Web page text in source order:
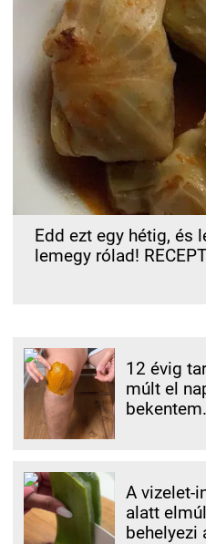
Edd ezt egy hétig, és
lemegy rólad!
12 évig
múlt el
A vizelet-
alatt
behelyezi